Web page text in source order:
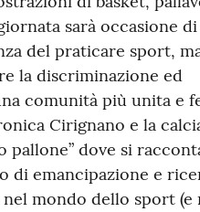
sarà occasione di
del praticare sport,
la discriminazione ed
comunità più unita e
Cirignano e la
pallone” dove si
di emancipazione e
mondo dello sport (e